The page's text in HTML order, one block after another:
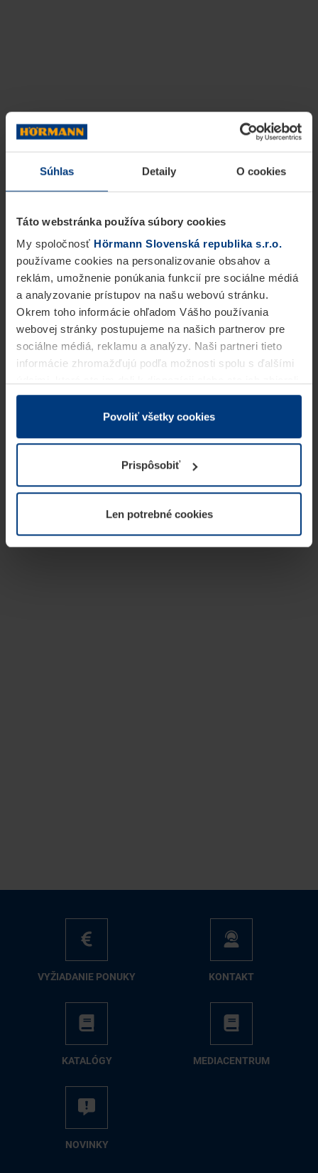
Súhlas Detaily O cookies
Táto webstránka používa súbory cookies
My spoločnosť Hörmann Slovenská republika s.r.o.
používame cookies na personalizovanie obsahov a
reklám, umožnenie ponúkania funkcií pre sociálne médiá
a analyzovanie prístupov na našu webovú stránku.
Okrem toho informácie ohľadom Vášho používania
webovej stránky postupujeme na našich partnerov pre
sociálne médiá, reklamu a analýzy. Naši partneri tieto
informácie zhromažďujú podľa možnosti spolu s ďalšími
v rámci Vášho využívania služieb.
Z právneho hľadiska môžeme cookies ukladať na Vašom
prevádzku tejto stránky. Pre všetky ostatné typy cookie
potrebujeme Vaše povolenie. Vaše povolenie môžete
kedykoľvek zmeniť alebo odvolať vo vysvetlení cookie
našej webovej stránky.
Povoliť všetky cookies
Prispôsobiť
Len potrebné cookies
VY­ŽIA­DA­NIE PO­NU­KY KON­TAKT
KA­TA­LÓ­GY ME­DIA­CEN­TRUM
NO­VIN­KY